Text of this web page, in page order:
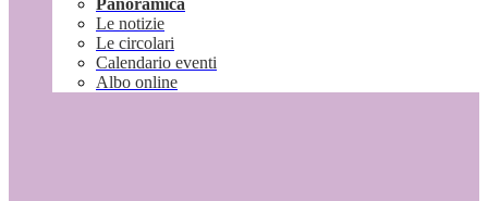
Panoramica
Le notizie
Le circolari
Calendario eventi
Albo online